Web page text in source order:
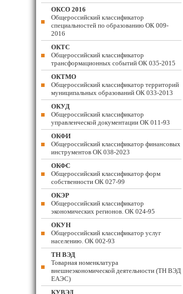
ОКСО 2016
Общероссийский классификатор
специальностей по образованию ОК 009-
2016
ОКТС
Общероссийский классификатор
трансформационных событий ОК 035-2015
ОКТМО
Общероссийский классификатор территорий
муниципальных образований ОК 033-2013
ОКУД
Общероссийский классификатор
управленческой документации ОК 011-93
ОКФИ
Общероссийский классификатор финансовых
инструментов OK 038-2023
ОКФС
Общероссийский классификатор форм
собственности ОК 027-99
ОКЭР
Общероссийский классификатор
экономических регионов. ОК 024-95
ОКУН
Общероссийский классификатор услуг
населению. ОК 002-93
ТН ВЭД
Товарная номенклатура
внешнеэкономической деятельности (ТН ВЭД
ЕАЭС)
КУВЭД